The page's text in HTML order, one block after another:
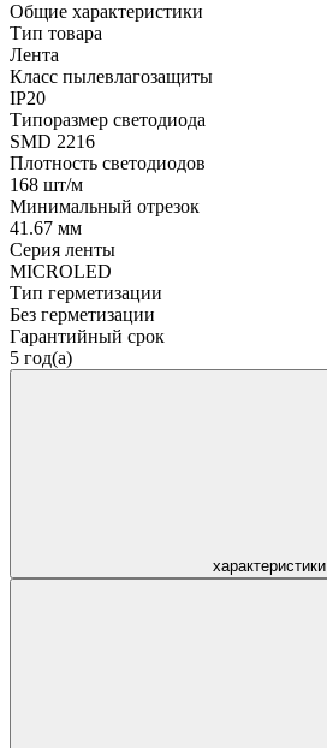
Общие характеристики
Тип товара
Лента
Класс пылевлагозащиты
IP20
Типоразмер светодиода
SMD 2216
Плотность светодиодов
168 шт/м
Минимальный отрезок
41.67 мм
Серия ленты
MICROLED
Тип герметизации
Без герметизации
Гарантийный срок
5 год(а)
характеристики